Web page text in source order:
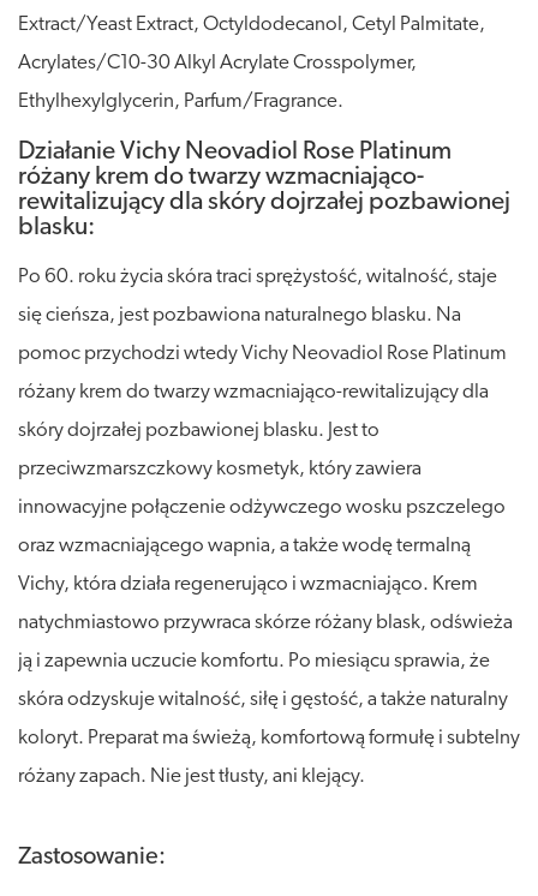
Extract/Yeast Extract, Octyldodecanol, Cetyl Palmitate,
Acrylates/C10-30 Alkyl Acrylate Crosspolymer,
Ethylhexylglycerin, Parfum/Fragrance.
Działanie Vichy Neovadiol Rose Platinum
różany krem do twarzy wzmacniająco-
rewitalizujący dla skóry dojrzałej pozbawionej
blasku:
Po 60. roku życia skóra traci sprężystość, witalność, staje
się cieńsza, jest pozbawiona naturalnego blasku. Na
pomoc przychodzi wtedy Vichy Neovadiol Rose Platinum
różany krem do twarzy wzmacniająco-rewitalizujący dla
skóry dojrzałej pozbawionej blasku. Jest to
przeciwzmarszczkowy kosmetyk, który zawiera
innowacyjne połączenie odżywczego wosku pszczelego
oraz wzmacniającego wapnia, a także wodę termalną
Vichy, która działa regenerująco i wzmacniająco. Krem
natychmiastowo przywraca skórze różany blask, odświeża
ją i zapewnia uczucie komfortu. Po miesiącu sprawia, że
skóra odzyskuje witalność, siłę i gęstość, a także naturalny
koloryt. Preparat ma świeżą, komfortową formułę i subtelny
różany zapach. Nie jest tłusty, ani klejący.
Zastosowanie: